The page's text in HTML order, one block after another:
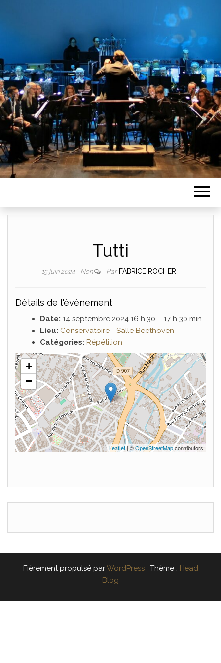
Tutti
15 juin 2024 Non Par FABRICE ROCHER
Détails de l'événement
Date: 14 septembre 2024 16 h 30 – 17 h 30 min
Lieu: Conservatoire - Salle Beethoven
Catégories: Répétition
+
−
Leaflet| ©OpenStreetMapcontributors
Fièrement propulsé parWordPress | Thème : Head
Blog